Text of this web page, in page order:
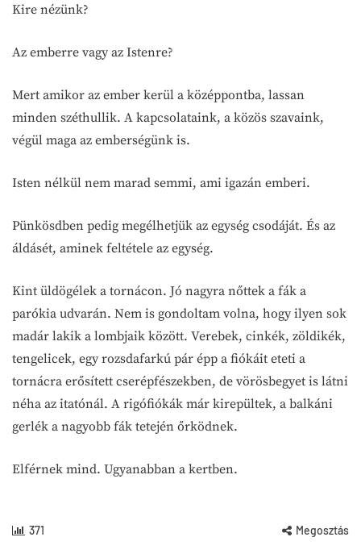
Kire nézünk?
Az emberre vagy az Istenre?
Mert amikor az ember kerül a középpontba, lassan
minden széthullik. A kapcsolataink, a közös szavaink,
végül maga az emberségünk is.
Isten nélkül nem marad semmi, ami igazán emberi.
Pünkösdben pedig megélhetjük az egység csodáját. És az
áldásét, aminek feltétele az egység.
Kint üldögélek a tornácon. Jó nagyra nőttek a fák a
parókia udvarán. Nem is gondoltam volna, hogy ilyen sok
madár lakik a lombjaik között. Verebek, cinkék, zöldikék,
tengelicek, egy rozsdafarkú pár épp a fiókáit eteti a
tornácra erősített cserépfészekben, de vörösbegyet is látni
néha az itatónál. A rigófiókák már kirepültek, a balkáni
gerlék a nagyobb fák tetején őrködnek.
Elférnek mind. Ugyanabban a kertben.
371 Megosztás